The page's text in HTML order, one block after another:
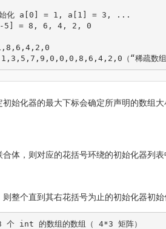
始化 a[0] = 1, a[1] = 3, ...
5 ] = 8 , 6 , 4, 2 , 0
1,8,6,4,2,0
1,3,5,7,9,0,0,0,8,6,4,2,0（“稀疏数组
始化器的最大下标会确定所声明的数组大
体，则对应的花括号环绕的初始化器列
整个直到其右花括号为止的初始化器初始
int 的数组的数组（ 4*3 矩阵）